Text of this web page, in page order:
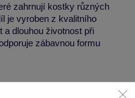
zahrnují kostky různých
je vyroben z kvalitního
a dlouhou životnost při
zábavnou formu